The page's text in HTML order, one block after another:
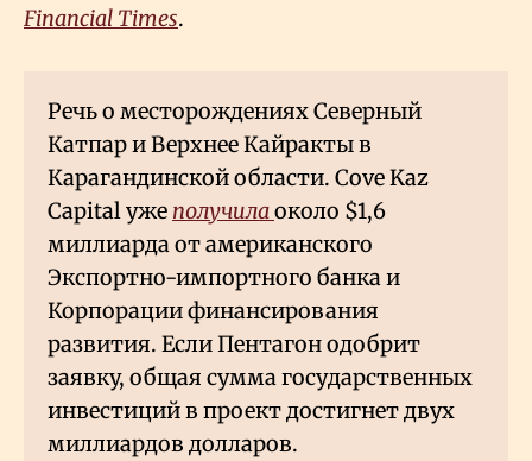
Financial Times.
Речь о месторождениях Северный
Катпар и Верхнее Кайракты в
Карагандинской области. Cove Kaz
Capital уже получилаоколо $1,6
миллиарда от американского
Экспортно-импортного банка и
Корпорации финансирования
развития. Если Пентагон одобрит
заявку, общая сумма государственных
инвестиций в проект достигнет двух
миллиардов долларов.